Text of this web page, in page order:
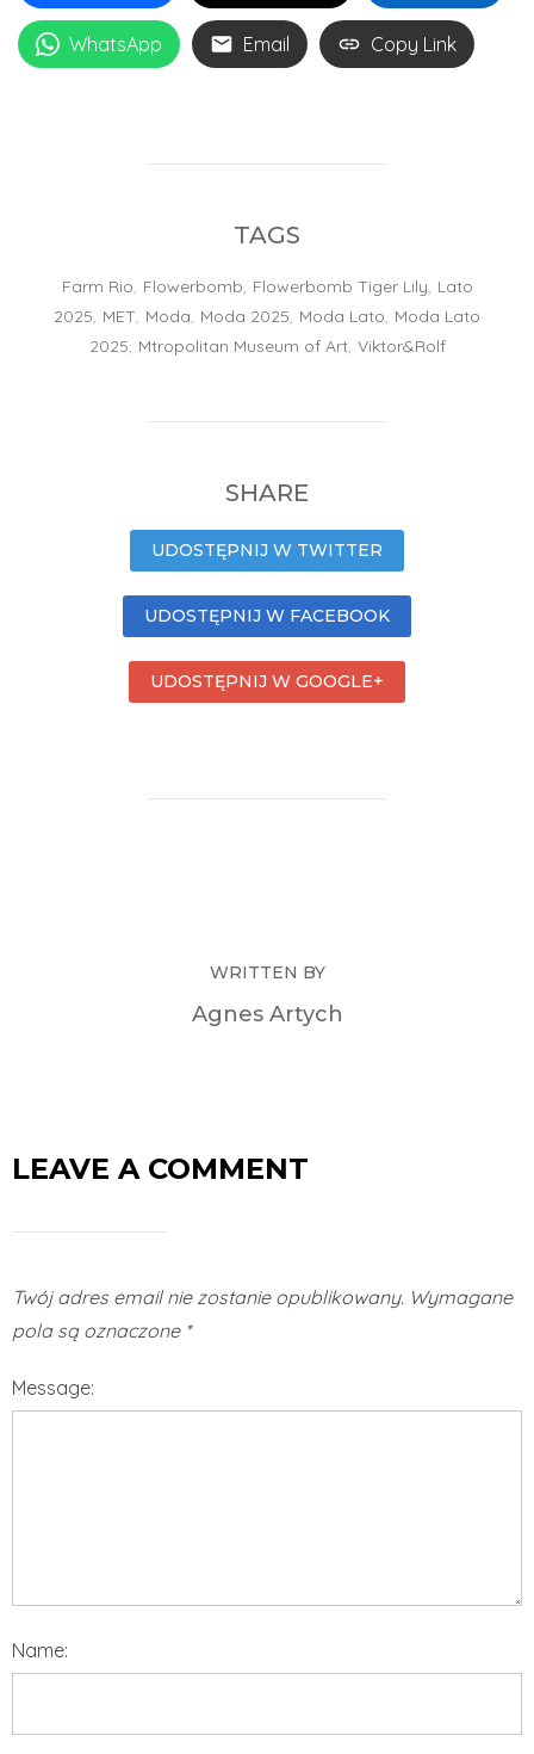
WhatsApp Email Copy Link
TAGS
Farm Rio, Flowerbomb, Flowerbomb Tiger Lily, Lato
2025, MET, Moda, Moda 2025, Moda Lato, Moda Lato
2025, Mtropolitan Museum of Art, Viktor&Rolf
SHARE
UDOSTĘPNIJ W TWITTER
UDOSTĘPNIJ W FACEBOOK
UDOSTĘPNIJ W GOOGLE+
WRITTEN BY
Agnes Artych
LEAVE A COMMENT
Twój adres email nie zostanie opublikowany. Wymagane
pola są oznaczone *
Message:
Name: